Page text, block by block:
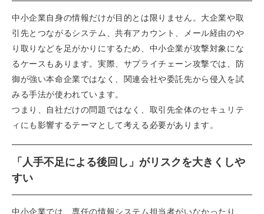
中小企業自身の情報だけが目的とは限りません。大企業や取
引先とつながるシステム、共有アカウント、メール経由のや
り取りなどを足がかりにするため、中小企業が攻撃対象にな
るケースもあります。実際、サプライチェーン攻撃では、防
御が強い本命企業ではなく、関連会社や委託先から侵入を試
みる手法が使われています。
つまり、自社だけの問題ではなく、取引先全体のセキュリテ
ィにも影響するテーマとして考える必要があります。
「人手不足による後回し」がリスクを大きくしや
すい
中小企業では、専任の情報システム担当者がいなかったり、